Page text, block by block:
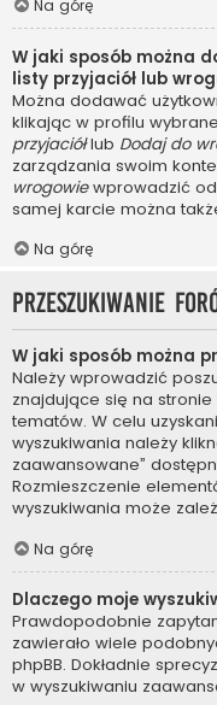
Na górę
W jaki sposób można
listy przyjaciół lub
Można dodawać
klikając w profilu
przyjaciółlub Dodaj do
zarządzania swoim
wrogowiewprowadzić
samej karcie można
Na górę
Przeszukiwanie
W jaki sposób można
Należy wprowadzić
znajdujące się na
tematów. W celu
wyszukiwania należy
zaawansowane”
Rozmieszczenie
wyszukiwania może
Na górę
Dlaczego moje
Prawdopodobnie
zawierało wiele
phpBB. Dokładnie
w wyszukiwaniu